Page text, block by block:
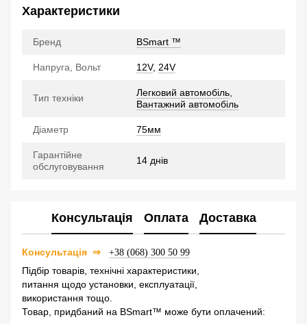
Характеристики
Бренд BSmart ™
Напруга, Вольт 12V, 24V
Тип техніки Легковий автомобіль
Вантажний автомобіль
Діаметр 75мм
Гарантійне
обслуговування
14 днів
Консультація Оплата Доставка
Консультація ⇒ +38 (068) 300 50 99
Підбір товарів, технічні характеристики,
питання щодо установки, експлуатації,
використання тощо.
Товар, придбаний на BSmart™ може бути оплачений: